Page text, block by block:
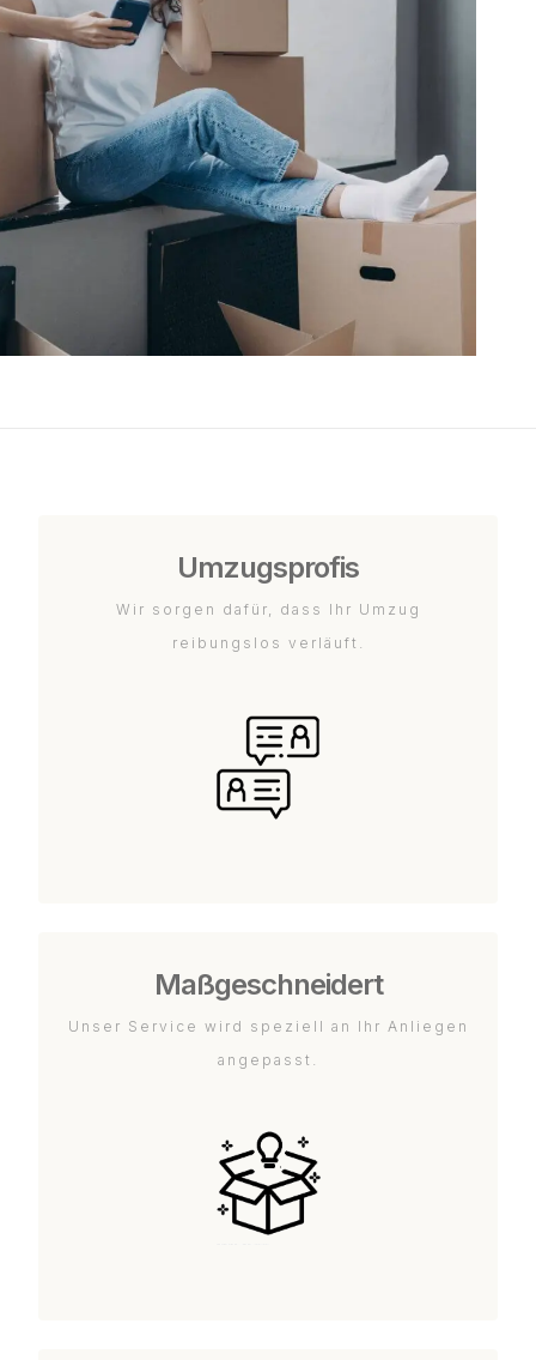
Umzugsprofis
Wir sorgen dafür, dass Ihr Umzug
reibungslos verläuft.
Maßgeschneidert
Unser Service wird speziell an Ihr Anliegen
angepasst.